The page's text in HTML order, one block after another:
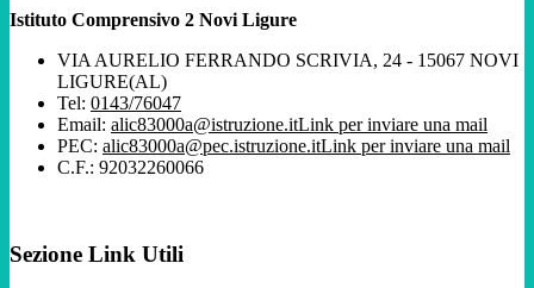
Istituto Comprensivo 2 Novi Ligure
VIA AURELIO FERRANDO SCRIVIA, 24 - 15067 NOVI
LIGURE(AL)
Tel: 0143/76047
Email: alic83000a@istruzione.itLink per inviare una mail
PEC: alic83000a@pec.istruzione.itLink per inviare una mail
C.F.: 92032260066
Sezione Link Utili